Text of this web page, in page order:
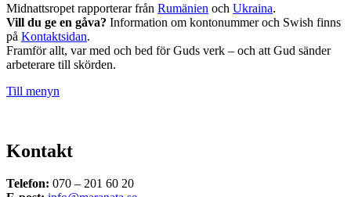
Midnattsropet rapporterar från Rumänien och Ukraina.
Vill du ge en gåva? Information om kontonummer och Swish finns
på Kontaktsidan.
Framför allt, var med och bed för Guds verk – och att Gud sänder
arbeterare till skörden.
Till menyn
Kontakt
Telefon: 070 – 201 60 20